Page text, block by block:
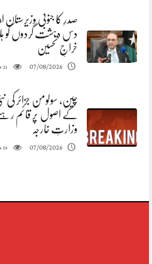
صدرِ کا جنوبی وزیرستان
دس دہشت گردوں کو
خراجِ تحسین
07/08/2026
21
چین، سولومن جزائر
کے اصول پر قائم
وزارتِ خارجہ
07/08/2026
19